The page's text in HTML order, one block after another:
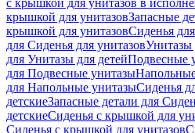
с крышкой для унитазов в
крышкой для унитазовЗапасные
крышкой для унитазовСиденья
для Сиденья для унитазовУнитазы
для Унитазы для детейПодвесные
для Подвесные унитазы
для Напольные унитазыСиденья
детскиеЗапасные детали для
детскиеСиденья с крышкой для
Сиденья с крышкой для унитазов